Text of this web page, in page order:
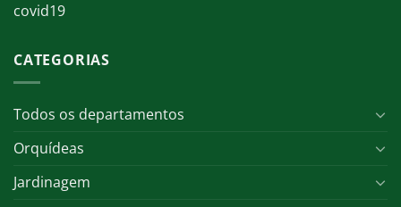
covid19
CATEGORIAS
Todos os departamentos
Orquídeas
Jardinagem